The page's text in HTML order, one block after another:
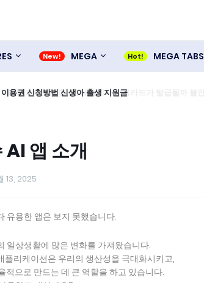
MEGA MEGA TABS
용권 신청방법 신생아 출생 지원금
앱 소개
13, 2025
유용한 앱은 보지 못했습니다.
일상생활에 많은 변화를 가져왔습니다.
플리케이션은 우리의 생산성을 극대화시키고,
적으로 만드는 데 큰 역할을 하고 있습니다.